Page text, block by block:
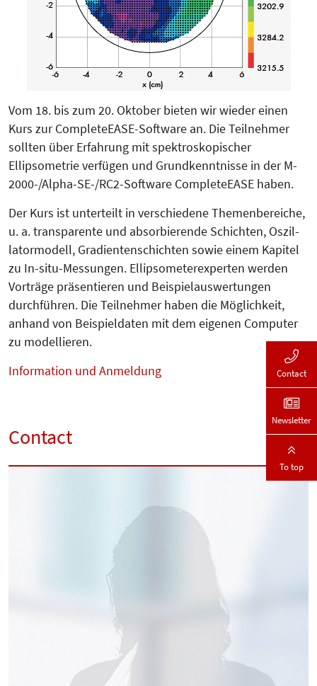
Vom 18. bis zum 20. Oktober bieten wir wieder einen
Kurs zur Com­pleteEASE-Software an. Die Teilnehmer
sollten über Erfahrung mit spektroskopi­scher
Ellipsometrie verfügen und Grund­kenntnisse in der M-
2000-/Alpha-SE-/RC2-Software CompleteEASE haben.
Der Kurs ist unterteilt in verschiede­ne Themenbereiche,
u. a. transparen­te und absorbierende Schichten, Os­zil­­
latormodell, Gradienten­schich­ten sowie einem Kapitel
zu In-situ-Mes­­sungen. Ellipsometerexperten wer­den
Vorträ­ge präsentieren und Bei­spielaus­wer­tungen
durchführen. Die Teilnehmer haben die Möglichkeit,
anhand von Beispieldaten mit dem eigenen Computer
zu modellieren.
Information und Anmeldung
Contact
Contact
Newsletter
To top